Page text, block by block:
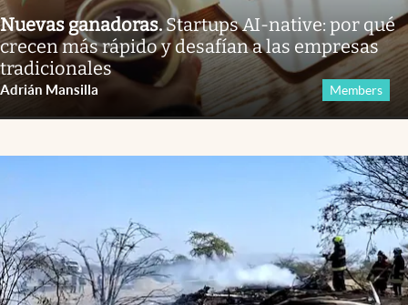
Nuevas ganadoras.Startups AI-native: por qué
crecen más rápido y desafían a las empresas
tradicionales
Adrián Mansilla Members